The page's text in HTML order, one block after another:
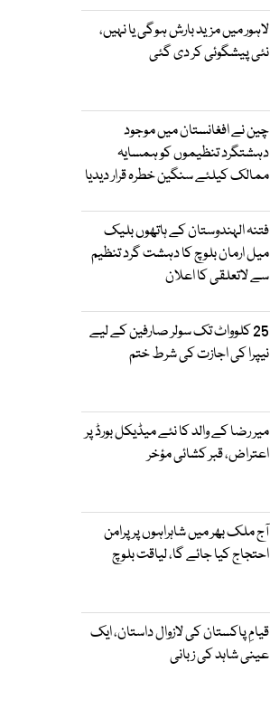
لاہور میں مزید بارش ہوگی یا نہیں،
نئی پیشگوئی کر دی گئی
چین نے افغانستان میں موجود
دہشتگرد تنظیموں کو ہمسایہ
ممالک کیلئے سنگین خطرہ قرار دیدیا
فتنہ الہندوستان کے ہاتھوں بلیک
میل ارمان بلوچ کا دہشت گرد تنظیم
سے لاتعلقی کا اعلان
25 کلوواٹ تک سولر صارفین کے لیے
نیپرا کی اجازت کی شرط ختم
میر رضا کے والد کا نئے میڈیکل بورڈ پر
اعتراض، قبر کشائی مؤخر
آج ملک بھر میں شاہراہوں پر پرامن
احتجاج کیا جائے گا، لیاقت بلوچ
قیامِ پاکستان کی لازوال داستان، ایک
عینی شاہد کی زبانی